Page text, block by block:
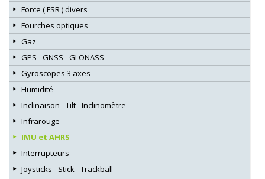
Force ( FSR ) divers
Fourches optiques
Gaz
GPS - GNSS - GLONASS
Gyroscopes 3 axes
Humidité
Inclinaison - Tilt - Inclinomètre
Infrarouge
IMU et AHRS
Interrupteurs
Joysticks - Stick - Trackball